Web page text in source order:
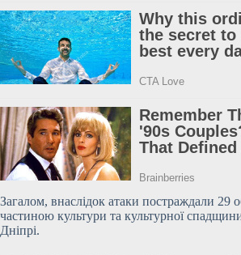
Загалом, внаслідок атаки постраждали 29
частиною культури та культурної
Дніпрі.